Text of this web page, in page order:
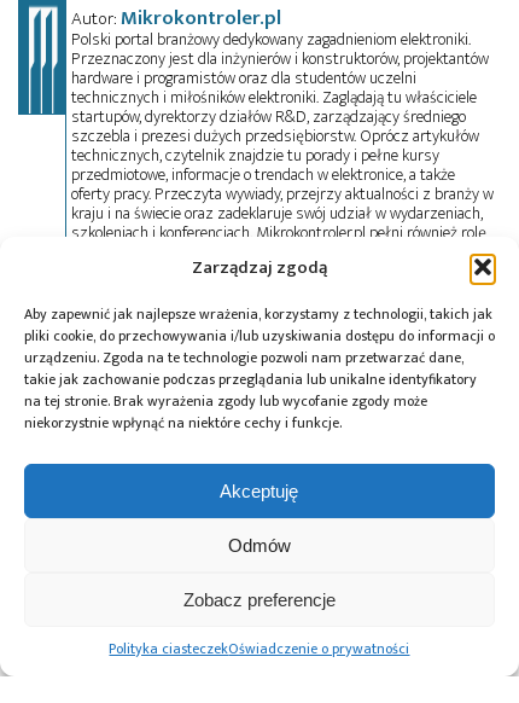
Zarządzaj zgodą
Aby zapewnić jak najlepsze wrażenia, korzystamy z technologii, takich jak
pliki cookie, do przechowywania i/lub uzyskiwania dostępu do informacji o
urządzeniu. Zgoda na te technologie pozwoli nam przetwarzać dane,
takie jak zachowanie podczas przeglądania lub unikalne identyfikatory
na tej stronie. Brak wyrażenia zgody lub wycofanie zgody może
niekorzystnie wpłynąć na niektóre cechy i funkcje.
Akceptuję
Odmów
Zobacz preferencje
Polityka ciasteczekOświadczenie o prywatności
Autor:Mikrokontroler.pl
Polski portal branżowy dedykowany zagadnieniom elektroniki.
Przeznaczony jest dla inżynierów i konstruktorów, projektantów
hardware i programistów oraz dla studentów uczelni
technicznych i miłośników elektroniki. Zaglądają tu właściciele
startupów, dyrektorzy działów R&D, zarządzający średniego
szczebla i prezesi dużych przedsiębiorstw. Oprócz artykułów
technicznych, czytelnik znajdzie tu porady i pełne kursy
przedmiotowe, informacje o trendach w elektronice, a także
oferty pracy. Przeczyta wywiady, przejrzy aktualności z branży w
kraju i na świecie oraz zadeklaruje swój udział w wydarzeniach,
szkoleniach i konferencjach. Mikrokontroler.pl pełni również rolę
patrona medialnego imprez targowych, konkursów, hackathonów
i seminariów. Zapraszamy do współpracy!
Tagi:Baltic Shield,bezpieczeństwo,bezzałogowce ,
bezzałogowe platformy nawodne,Future Task Force
GLADIUS,GRUPA WB,NATO,obronność,ORKA
przemysł obronny,Saab,Siły Zbrojne